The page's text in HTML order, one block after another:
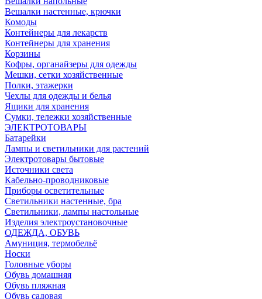
Вешалки настенные, крючки
Комоды
Контейнеры для лекарств
Контейнеры для хранения
Корзины
Кофры, органайзеры для одежды
Мешки, сетки хозяйственные
Полки, этажерки
Чехлы для одежды и белья
Ящики для хранения
Сумки, тележки хозяйственные
ЭЛЕКТРОТОВАРЫ
Батарейки
Лампы и светильники для растений
Электротовары бытовые
Источники света
Кабельно-проводниковые
Приборы осветительные
Светильники настенные, бра
Светильники, лампы настольные
Изделия электроустановочные
ОДЕЖДА, ОБУВЬ
Амуниция, термобельё
Носки
Головные уборы
Обувь домашняя
Обувь пляжная
Обувь садовая